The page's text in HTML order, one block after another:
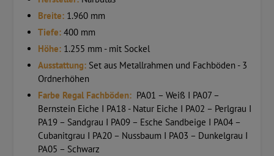
Breite: 1.960 mm
Tiefe: 400 mm
Höhe: 1.255 mm - mit Sockel
Ausstattung: Set aus Metallrahmen und Fachböden - 3
Ordnerhöhen
Farbe Regal Fachböden: PA01 – Weiß I PA07 –
Bernstein Eiche I PA18 - Natur Eiche I PA02 – Perlgrau I
PA19 – Sandgrau I PA09 – Esche Sandbeige I PA04 –
Cubanitgrau I PA20 – Nussbaum I PA03 – Dunkelgrau I
PA05 – Schwarz